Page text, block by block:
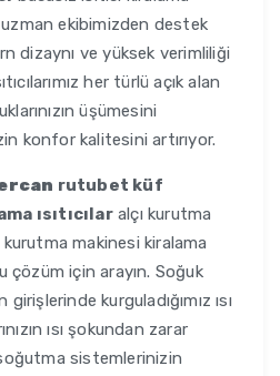
uzman ekibimizden destek
dizaynı ve yüksek verimliliği
her türlü açık alan
üşümesini
konfor kalitesini artırıyor.
rutubet küf
ısıtıcılaralçı kurutma
makinesi kiralama
için arayın. Soğuk
kurguladığımız ısı
ısı şokundan zarar
sistemlerinizin